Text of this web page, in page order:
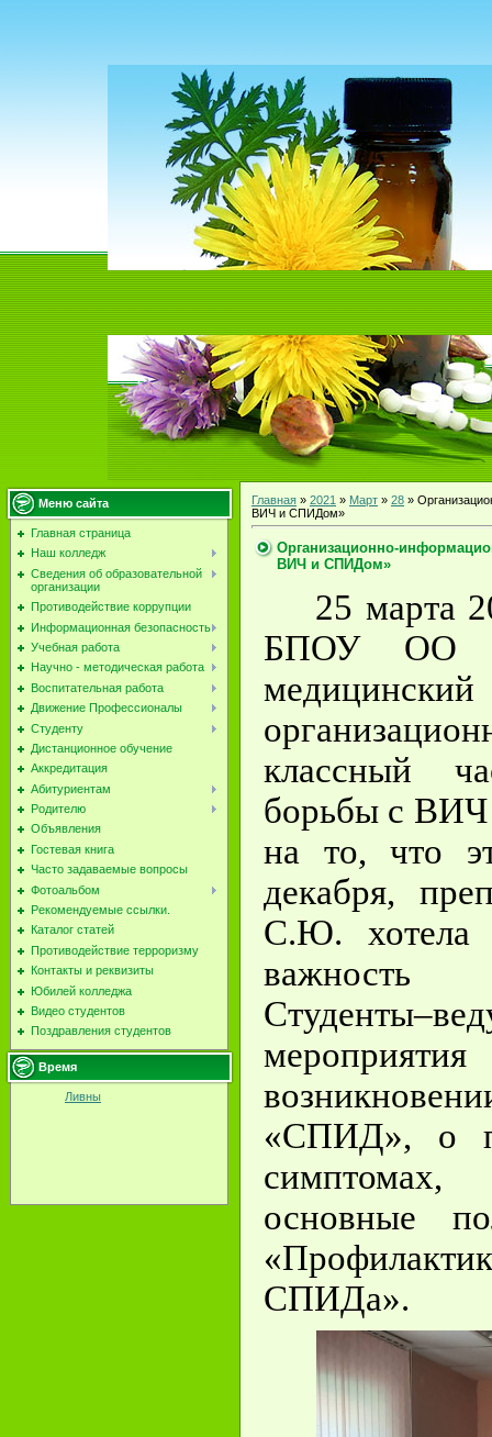
Меню сайта
Главная страница
Наш колледж
Сведения об образовательной
организации
Противодействие коррупции
Информационная безопасность
Учебная работа
Научно - методическая работа
Воспитательная работа
Движение Профессионалы
Студенту
Дистанционное обучение
Аккредитация
Абитуриентам
Родителю
Объявления
Гостевая книга
Часто задаваемые вопросы
Фотоальбом
Рекомендуемые ссылки.
Каталог статей
Противодействие терроризму
Контакты и реквизиты
Юбилей колледжа
Видео студентов
Поздравления студентов
Время
Ливны
Главная » 2021 » Март » 28 »
ВИЧ и СПИДом»
Организационно-
ВИЧ и СПИДом»
25 марта
БПОУ ОО
классный
борьбы с
на то, что
декабря,
С.Ю. хотела
важность
«СПИД», о
основные
СПИДа».